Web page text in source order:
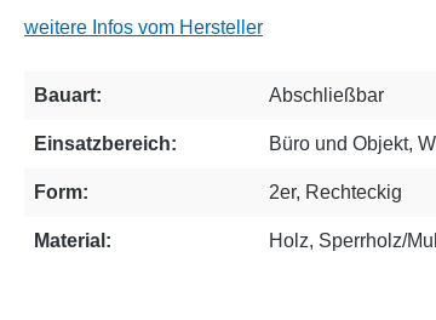
weitere Infos vom Hersteller
Bauart: Abschließbar
Einsatzbereich: Büro und Objekt,
Form: 2er, Rechteckig
Material: Holz, Sperrholz/